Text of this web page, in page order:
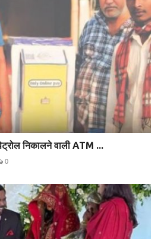
निकालने वाली ATM ...
0